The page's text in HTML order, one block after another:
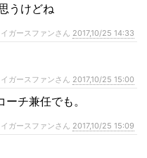
うけどね
ガースファンさん 2017,10/25 14:33
ガースファンさん 2017,10/25 15:00
チ兼任でも。
ガースファンさん 2017,10/25 15:09